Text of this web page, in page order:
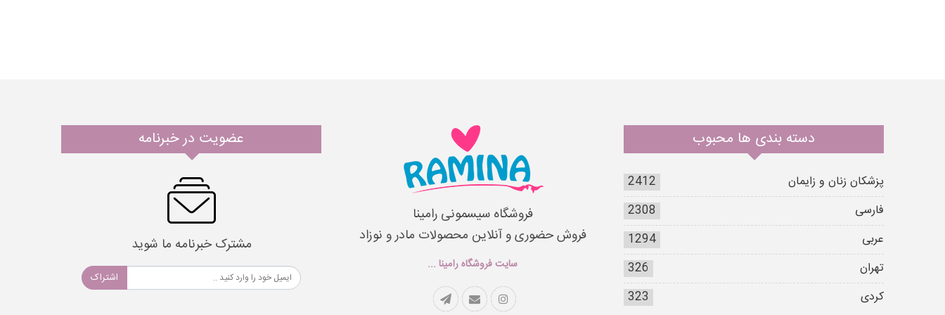
دسته بندی ها محبوب
پزشکان زنان و زایمان
2412
فارسی
2308
عربی
1294
تهران
326
کردی
323
فروشگاه سیسمونی رامینا
فروش حضوری و آنلاین محصولات مادر و نوزاد
سایت فروشگاه رامینا ...
عضویت در خبرنامه
مشترک خبرنامه ما شوید
اشتراک